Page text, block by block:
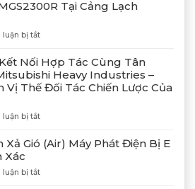
Tại Cảng Lạch
luận bị tắtở
Giao
Thành
Công
4
Phát
MGS2300R
Cảng
Nối Hợp Tác Cùng Tân
Heavy Industries –
Vị Thế Đối Tác Chiến Lược Của
luận bị tắtở
Gỡ
Và
Nối
Xả Gió (Air) Máy Phát Điện Bị E
Xác
luận bị tắtở